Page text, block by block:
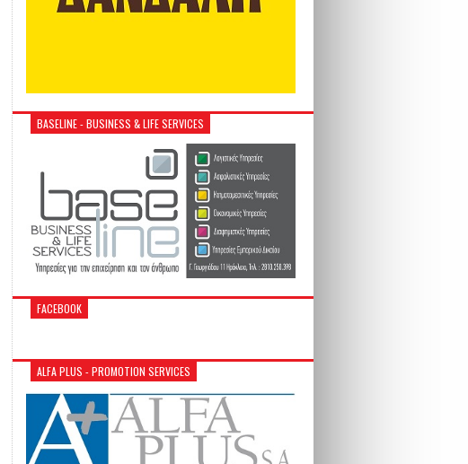
BASELINE - BUSINESS & LIFE SERVICES
FACEBOOK
ALFA PLUS - PROMOTION SERVICES